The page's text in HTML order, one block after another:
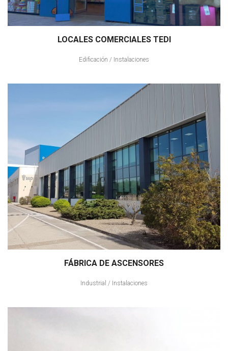
LOCALES COMERCIALES TEDI
Edificación / Instalaciones
FÁBRICA DE ASCENSORES
Industrial / Instalaciones